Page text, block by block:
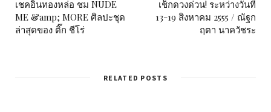
เชคอินทองหล่อ ชม NUDE
ME &amp; MORE ศิลปะชุด
ล่าสุดของ ติ๊ก ชีโร่
เช็กดวงด่วน! ระหว่างวันที่
13-19 สิงหาคม 2555 / ณัฐก
ฤตา นาควัชระ
RELATED POSTS